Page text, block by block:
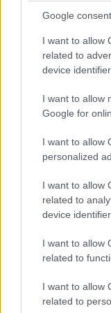
Google
I want to allow
related to
device
I want to allow
Google for
I want to allow
personalized
I want to allow
related to
device
I want to allow
related to
I want to allow
related to
Άλλη μία
πορείες θανάτου
αναγκαστικούς
ιδίως κατά τη
τους επιτραπεί
ούτε στρώματα
νύχτες μακριά
δεν
ηλικιωμένους,
ή εκτελούνταν
Μετά το τέλος